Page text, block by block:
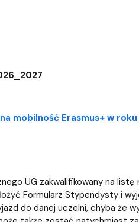
mobilność Erasmus+ w
UG zakwalifikowany na
Formularz Stypendysty i
do danej uczelni, chyba że